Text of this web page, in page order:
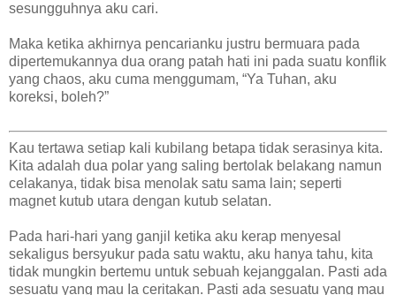
sesungguhnya aku cari.
Maka ketika akhirnya pencarianku justru bermuara pada
dipertemukannya dua orang patah hati ini pada suatu konflik
yang chaos, aku cuma menggumam, “Ya Tuhan, aku
koreksi, boleh?”
Kau tertawa setiap kali kubilang betapa tidak serasinya kita.
Kita adalah dua polar yang saling bertolak belakang namun
celakanya, tidak bisa menolak satu sama lain; seperti
magnet kutub utara dengan kutub selatan.
Pada hari-hari yang ganjil ketika aku kerap menyesal
sekaligus bersyukur pada satu waktu, aku hanya tahu, kita
tidak mungkin bertemu untuk sebuah kejanggalan. Pasti ada
sesuatu yang mau Ia ceritakan. Pasti ada sesuatu yang mau